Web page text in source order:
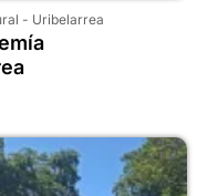
- Uribelarrea